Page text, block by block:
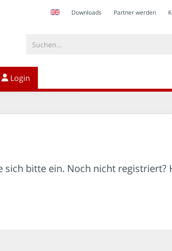
Downloads Partner werden
Login
sich bitte ein. Noch nicht registriert?